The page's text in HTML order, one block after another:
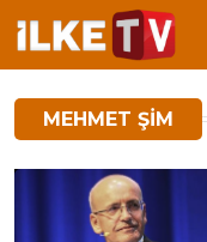
MEHMET ŞIM